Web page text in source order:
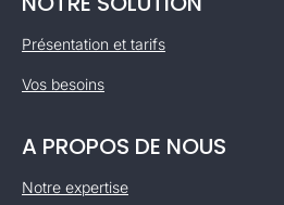
Présentation et tarifs
Vos besoins
A PROPOS DE NOUS
Notre expertise